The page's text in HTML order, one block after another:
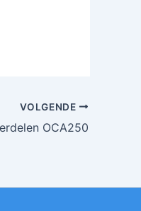
VOLGENDE
OCA250